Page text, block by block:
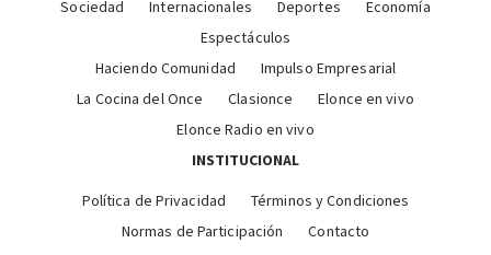
Sociedad
Internacionales Deportes
Economía
Espectáculos
Haciendo Comunidad
Impulso Empresarial
La Cocina del Once
Clasionce
Elonce en vivo
Elonce Radio en vivo
INSTITUCIONAL
Política de Privacidad
Términos y Condiciones
Normas de Participación
Contacto